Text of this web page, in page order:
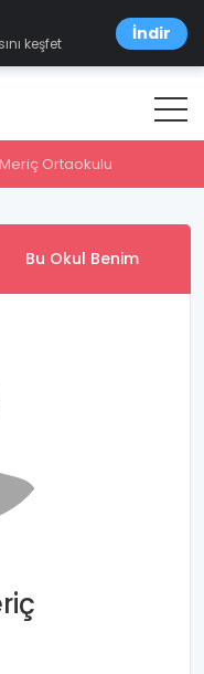
keşfet
İndir
Ortaokulu
Bu Okul Benim